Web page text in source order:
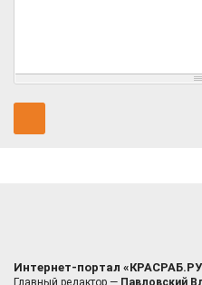
Интернет-портал
Главный редактор — Павловский